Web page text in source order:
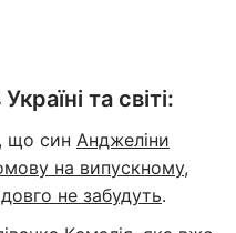
та світі:
що син Анджеліни
на випускному,
не забудуть.